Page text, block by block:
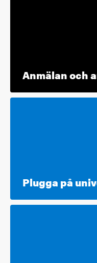
Anmälan och
Plugga på